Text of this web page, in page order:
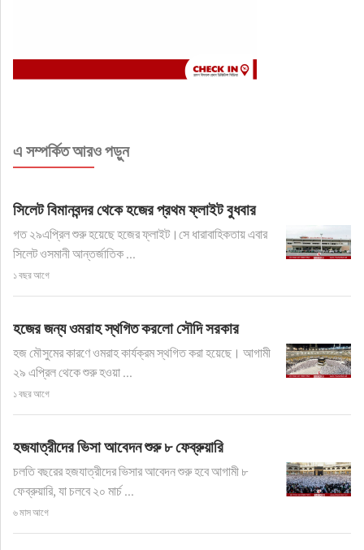
এ সম্পর্কিত আরও পড়ুন
সিলেট বিমানবন্দর থেকে হজের প্রথম ফ্লাইট বুধবার
গত ২৯এপ্রিল শুরু হয়েছে হজের ফ্লাইট।সে ধারাবাহিকতায় এবার
সিলেট ওসমানী আন্তর্জাতিক ...
১ বছর আগে
হজের জন্য ওমরাহ স্থগিত করলো সৌদি সরকার
হজ মৌসুমের কারণে ওমরাহ কার্যক্রম স্থগিত করা হয়েছে। আগামী
২৯ এপ্রিল থেকে শুরু হওয়া ...
১ বছর আগে
হজযাত্রীদের ভিসা আবেদন শুরু ৮ ফেব্রুয়ারি
চলতি বছরের হজযাত্রীদের ভিসার আবেদন শুরু হবে আগামী ৮
ফেব্রুয়ারি, যা চলবে ২০ মার্চ ...
৬ মাস আগে